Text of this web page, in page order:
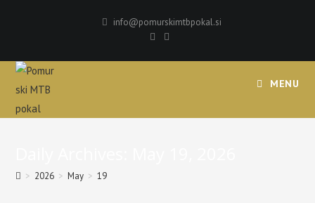
info@pomurskimtbpokal.si
MENU
> 2026 > May > 19